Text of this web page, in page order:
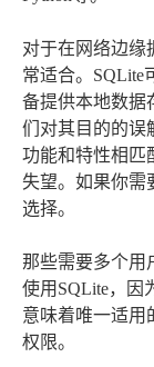
对于在网络边缘
常适合。SQLite
备提供本地数据
们对其目的的误
功能和特性相匹
失望。如果你需
选择。
那些需要多个用
使用SQLite，因
意味着唯一适用
权限。